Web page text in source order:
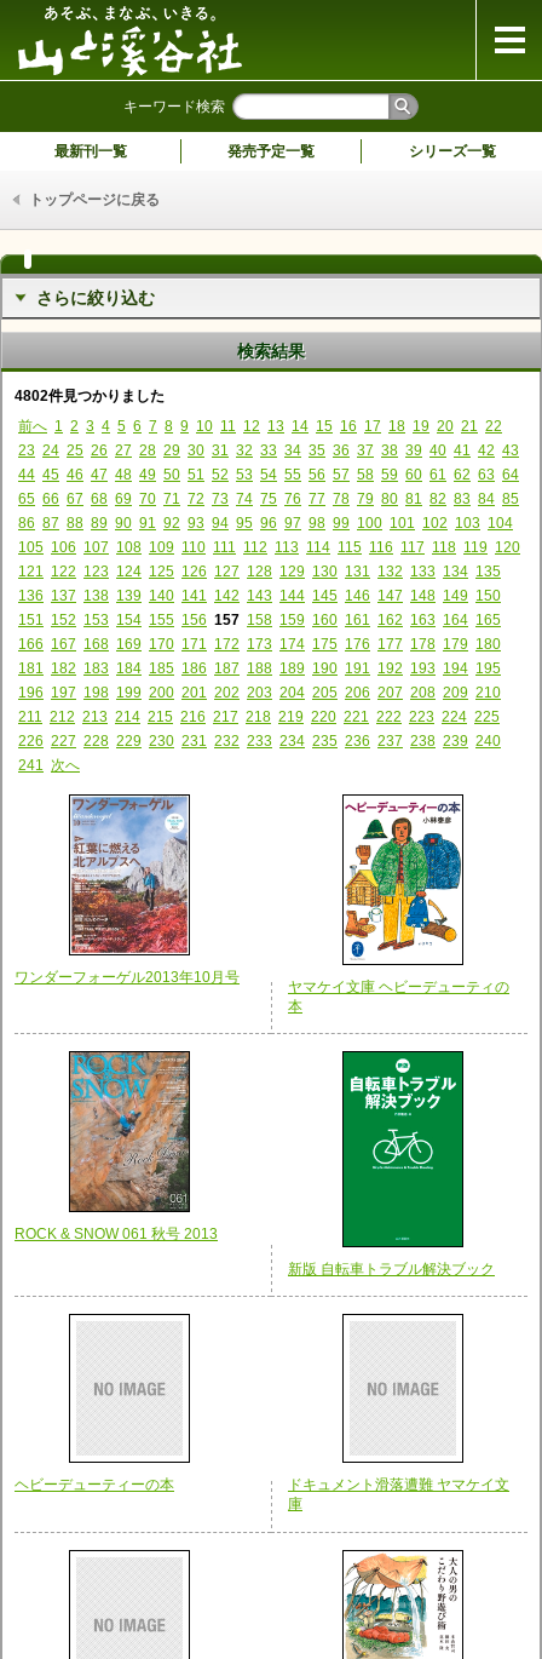
キーワード検索
最新刊一覧 発売予定一覧 シリーズ一覧
トップページに戻る
さらに絞り込む
検索結果
4802件見つかりました
前へ 1 2 3 4 5 6 7 8 9 10 11 12 13 14 15 16 17 18 19 20 21
22
23 24 25 26 27 28 29 30 31 32 33 34 35 36 37 38 39 40 41 42 43
44 45 46 47 48 49 50 51 52 53 54 55 56 57 58 59 60 61 62 63 64
65 66 67 68 69 70 71 72 73 74 75 76 77 78 79 80 81 82 83 84 85
86 87 88 89 90 91 92 93 94 95 96 97 98 99 100 101 102 103 104
105 106 107 108 109 110 111 112 113 114 115 116 117 118 119 120
121
122 123 124 125 126 127 128 129 130 131 132 133 134 135
136 137 138 139 140 141 142 143 144 145 146 147 148 149 150
151
152 153 154 155 156 157 158 159 160 161 162 163 164 165
166 167 168 169 170 171 172 173 174 175 176 177 178 179 180
181
182 183 184 185 186 187 188 189 190 191 192 193 194 195
196 197 198 199 200 201 202 203 204 205 206 207 208 209 210
211
212 213 214 215 216 217 218 219 220 221 222 223 224 225
226 227 228 229 230 231 232 233 234 235 236 237 238 239 240
241
次へ
ワンダーフォーゲル2013年10月号
ヤマケイ文庫 ヘビーデューティの
本
ROCK & SNOW 061 秋号 2013
新版 自転車トラブル解決ブック
ヘビーデューティーの本
ドキュメント滑落遭難 ヤマケイ文
庫